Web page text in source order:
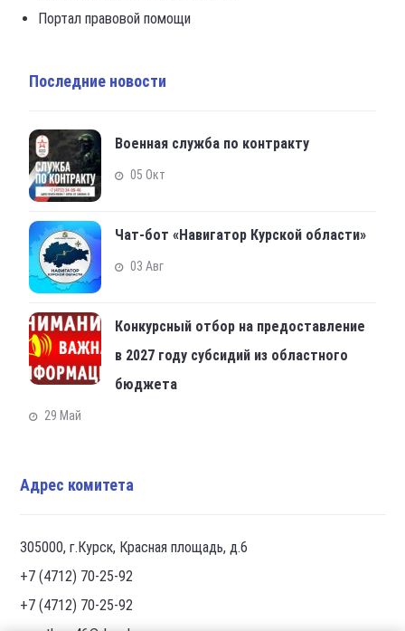
Портал правовой помощи
Последние новости
Военная служба по контракту
05 Окт
Чат-бот «Навигатор Курской области»
03 Авг
Конкурсный отбор на предоставление
в 2027 году субсидий из областного
бюджета
29 Май
Адрес комитета
305000, г.Курск, Красная площадь, д.6
+7 (4712) 70-25-92
+7 (4712) 70-25-92